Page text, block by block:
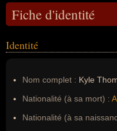
Fiche d'identité
Identité
Nom complet : Kyle
Nationalité (à sa mort) :
Nationalité (à sa